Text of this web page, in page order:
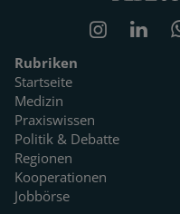
Rubriken
Startseite
Medizin
Praxiswissen
Politik & Debatte
Regionen
Kooperationen
Jobbörse